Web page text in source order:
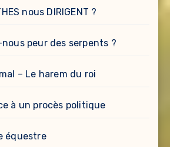
nous DIRIGENT ?
peur des serpents ?
– Le harem du roi
à un procès politique
équestre